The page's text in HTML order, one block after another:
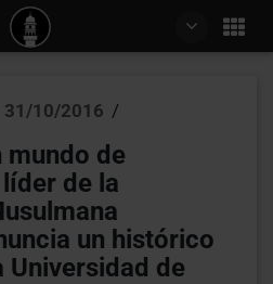
31/10/2016 /
mundo de
de la
un histórico
Universidad de